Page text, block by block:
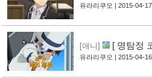
속 ] 3화 선행컷 +
유라리쿠오 | 2015-04-17
[애니]
[ 명탐정
영상 공개
[40]
유라리쿠오 | 2015-04-16